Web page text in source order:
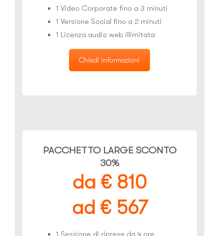
1 Video Corporate fino a 3 minuti
1 Versione Social fino a 2 minuti
1 Licenza audio web illimitata
Chiedi informazioni
PACCHETTO LARGE SCONTO
30%
da € 810
ad € 567
1 Sessione di riprese da 4 ore